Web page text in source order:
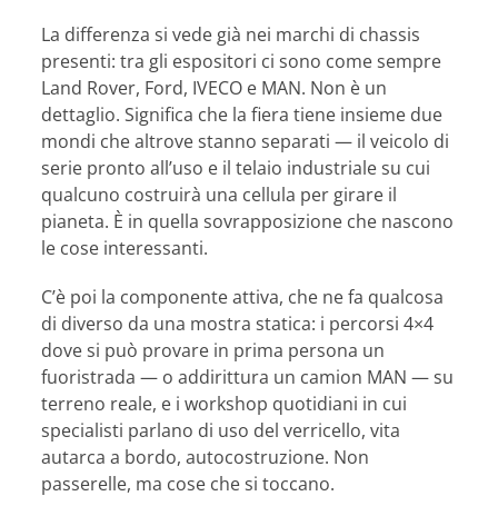
La differenza si vede già nei marchi di chassis
presenti: tra gli espositori ci sono come sempre
Land Rover, Ford, IVECO e MAN. Non è un
dettaglio. Significa che la fiera tiene insieme due
mondi che altrove stanno separati — il veicolo di
serie pronto all’uso e il telaio industriale su cui
qualcuno costruirà una cellula per girare il
pianeta. È in quella sovrapposizione che nascono
le cose interessanti.
C’è poi la componente attiva, che ne fa qualcosa
di diverso da una mostra statica: i percorsi 4×4
dove si può provare in prima persona un
fuoristrada — o addirittura un camion MAN — su
terreno reale, e i workshop quotidiani in cui
specialisti parlano di uso del verricello, vita
autarca a bordo, autocostruzione. Non
passerelle, ma cose che si toccano.